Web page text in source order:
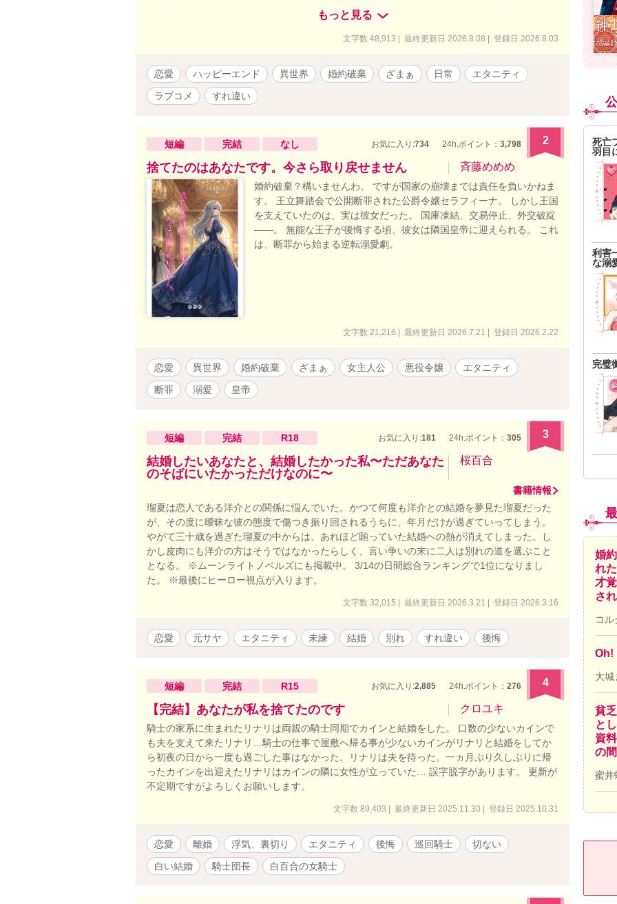
われた令嬢が、自らの教養・商才・人脈だけで幸せを掴み、彼女を見下した者たちが"後悔"とい
う最大のざまぁを味わう、痛快異世界恋愛ストーリー。
もっと見る
文字数 48,913 | 最終更新日 2026.8.08 | 登録日 2026.8.03
恋愛 ハッピーエンド 異世界 婚約破棄 ざまぁ 日常
エタニティ
ラブコメ
すれ違い
短編 完結 なし お気に入り:734 24h.ポイント： 3,798 2
捨てたのはあなたです。今さら取り戻せません 斉藤めめめ
婚約破棄？構いませんわ。 ですが国家の崩壊までは責任を負いかねま
す。 王立舞踏会で公開断罪された公爵令嬢セラフィーナ。 しかし王国
を支えていたのは、実は彼女だった。 国庫凍結、交易停止、外交破綻
——。 無能な王子が後悔する頃、彼女は隣国皇帝に迎えられる。 これ
は、断罪から始まる逆転溺愛劇。
文字数 21,216 | 最終更新日 2026.7.21 | 登録日 2026.2.22
恋愛 異世界 婚約破棄 ざまぁ 女主人公 悪役令嬢
エタニティ
断罪
溺愛 皇帝
短編 完結 R18 お気に入り:181 24h.ポイント： 305 3
結婚したいあなたと、結婚したかった私〜ただあなた
のそばにいたかっただけなのに〜
桜百合
書籍情報
瑠夏は恋人である洋介との関係に悩んでいた。かつて何度も洋介との結婚を夢見た瑠夏だった
が、その度に曖昧な彼の態度で傷つき振り回されるうちに、年月だけが過ぎていってしまう。
やがて三十歳を過ぎた瑠夏の中からは、あれほど願っていた結婚への熱が消えてしまった。し
かし皮肉にも洋介の方はそうではなかったらしく、言い争いの末に二人は別れの道を選ぶこと
となる。 ※ムーンライトノベルズにも掲載中。 3/14の日間総合ランキングで1位になりまし
た。 ※最後にヒーロー視点が入ります。
文字数 32,015 | 最終更新日 2026.3.21 | 登録日 2026.3.16
恋愛 元サヤ エタニティ 未練 結婚 別れ すれ違い 後悔
短編 完結 R15 お気に入り:2,885 24h.ポイント： 276 4
【完結】あなたが私を捨てたのです クロユキ
騎士の家系に生まれたリナリは両親の騎士同期でカインと結婚をした。 口数の少ないカインで
も夫を支えて来たリナリ…騎士の仕事で屋敷へ帰る事が少ないカインがリナリと結婚をしてか
ら初夜の日から一度も過ごした事はなかった。リナリは夫を待った。一ヵ月ぶり久しぶりに帰
ったカインを出迎えたリナリはカインの隣に女性が立っていた… 誤字脱字があります。 更新が
不定期ですがよろしくお願いします。
文字数 89,403 | 最終更新日 2025.11.30 | 登録日 2025.10.31
恋愛 離婚 浮気、裏切り エタニティ 後悔 巡回騎士
切ない
白い結婚
騎士団長 白百合の女騎士
死亡
羽目
利害
な溺
完璧
婚
れ
才
さ
コル
Oh!
大城
貧
と
資
の
蜜井